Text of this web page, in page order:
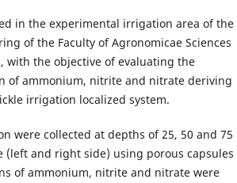
in the experimental irrigation area of the
of the Faculty of Agronomicae Sciences
with the objective of evaluating the
of ammonium, nitrite and nitrate deriving
irrigation localized system.
were collected at depths of 25, 50 and 75
(left and right side) using porous capsules
of ammonium, nitrite and nitrate were